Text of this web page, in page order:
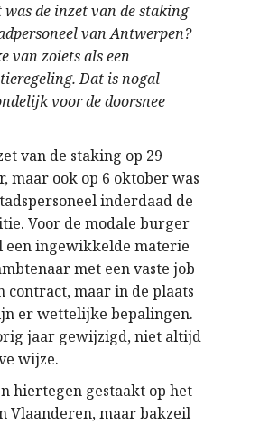
was de inzet van de staking
van Antwerpen?
van zoiets als een
Dat is nogal
voor de doorsnee
van de staking op 29
maar ook op 6 oktober was
inderdaad de
Voor de modale burger
een ingewikkelde materie
met een vaste job
contract, maar in de plaats
er wettelijke bepalingen.
jaar gewijzigd, niet altijd
wijze.
hiertegen gestaakt op het
Vlaanderen, maar bakzeil